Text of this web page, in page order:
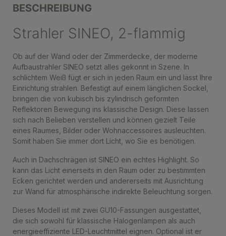
BESCHREIBUNG
Strahler SINEO, 2-flammig
Ob auf der Wand oder der Zimmerdecke, der moderne
Aufbaustrahler SINEO setzt alles gekonnt in Szene. In
schlichtem Weiß fügt er sich in jeden Raum ein und lässt Ihre
Einrichtung strahlen. Befestigt auf einem länglichen Sockel,
bringen die von kubisch bis zylindrisch geformten
Reflektoren Bewegung ins klassische Design. Diese lassen
sich nach Belieben verstellen und können gezielt Teile
eines Raumes, Bilder oder Wohnaccessoires ausleuchten.
Somit haben Sie immer dort Licht, wo Sie es benötigen.
Auch in Dachschrägen ist SINEO ein echtes Highlight. So
kann das Licht einerseits in den Raum oder zu bestimmten
Ecken gerichtet werden und andererseits mit Ausrichtung
zur Wand für atmosphärische indirekte Beleuchtung sorgen.
Dieses Modell ist mit zwei GU10-Fassungen ausgestattet,
die sich sowohl für klassische Halogenlampen als auch
energieeffiziente LED-Leuchtmittel eignen. Optional ist er